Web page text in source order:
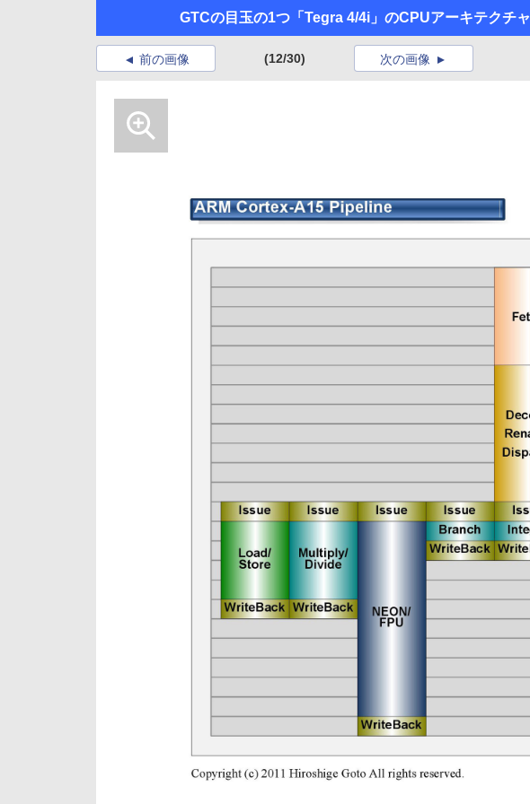
GTCの目玉の1つ「Tegra 4/4i」のCPUアーキテクチャ
前の画像 (12/30) 次の画像